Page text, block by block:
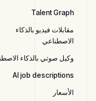
Talent Graph
مقابلات فيديو بالذكاء
الاصطناعي
وكيل صوتي بالذكاء
AI job descriptions
الأسعار